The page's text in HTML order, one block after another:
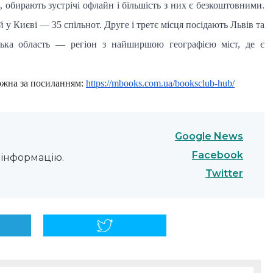
зустрічі офлайн і більшість з них є безкоштовними.
Києві — 35 спільнот. Друге і третє місця посідають Львів та
область — регіон з найширшою географією міст, де є
за посиланням: https://mbooks.com.ua/booksclub-hub/
Google News
Facebook
Twitter